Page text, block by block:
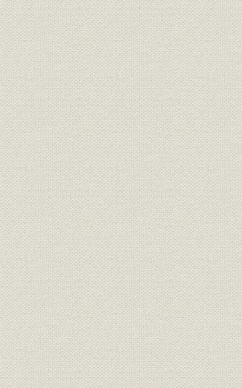
第3節 事業の拡充
巻取段ボール機械を輸入
「段ボール箱」を生産し業績向上
施設整備と大阪・名古屋進出
第2章 発展の基盤確立(大正9年~昭和4年)
第1節 聯合紙器株式会社を設立
個人企業から株式会社へ
創立総会と体制確立
第2節 生産設備の増強と大震災
工場新設と販路拡張
関東大震災による被害と復旧